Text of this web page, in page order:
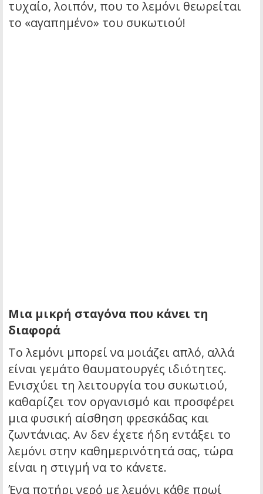
τυχαίο, λοιπόν, που το λεμόνι θεωρείται
το «αγαπημένο» του συκωτιού!
Μια μικρή σταγόνα που κάνει τη
διαφορά
Το λεμόνι μπορεί να μοιάζει απλό, αλλά
είναι γεμάτο θαυματουργές ιδιότητες.
Ενισχύει τη λειτουργία του συκωτιού,
καθαρίζει τον οργανισμό και προσφέρει
μια φυσική αίσθηση φρεσκάδας και
ζωντάνιας. Αν δεν έχετε ήδη εντάξει το
λεμόνι στην καθημερινότητά σας, τώρα
είναι η στιγμή να το κάνετε.
Ένα ποτήρι νερό με λεμόνι κάθε πρωί